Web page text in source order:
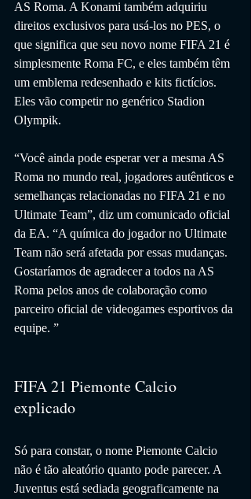
AS Roma. A Konami também adquiriu
direitos exclusivos para usá-los no PES, o
que significa que seu novo nome FIFA 21 é
simplesmente Roma FC, e eles também têm
um emblema redesenhado e kits fictícios.
Eles vão competir no genérico Stadion
Olympik.
“Você ainda pode esperar ver a mesma AS
Roma no mundo real, jogadores autênticos e
semelhanças relacionadas no FIFA 21 e no
Ultimate Team”, diz um comunicado oficial
da EA. “A química do jogador no Ultimate
Team não será afetada por essas mudanças.
Gostaríamos de agradecer a todos na AS
Roma pelos anos de colaboração como
parceiro oficial de videogames esportivos da
equipe. ”
FIFA 21 Piemonte Calcio
explicado
Só para constar, o nome Piemonte Calcio
não é tão aleatório quanto pode parecer. A
Juventus está sediada geograficamente na